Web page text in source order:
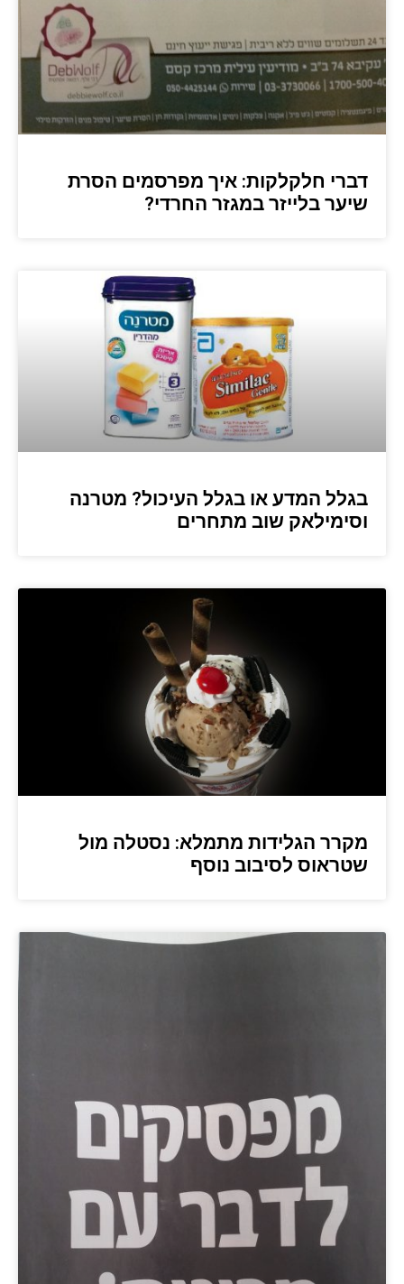
דברי חלקלקות: איך מפרסמים הסרת
שיער בלייזר במגזר החרדי?
בגלל המדע או בגלל העיכול? מטרנה
וסימילאק שוב מתחרים
מקרר הגלידות מתמלא: נסטלה מול
שטראוס לסיבוב נוסף